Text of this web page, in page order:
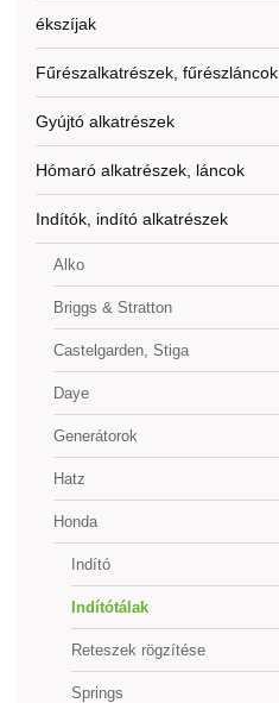
ékszíjak
Fűrészalkatrészek, fűrészláncok
Gyújtó alkatrészek
Hómaró alkatrészek, láncok
Indítók, indító alkatrészek
Alko
Briggs & Stratton
Castelgarden, Stiga
Daye
Generátorok
Hatz
Honda
Indító
Indítótálak
Reteszek rögzítése
Springs